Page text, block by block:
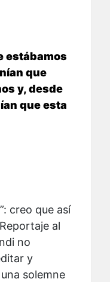
estábamos
que
y, desde
que esta
creo que así
al
no
y
solemne